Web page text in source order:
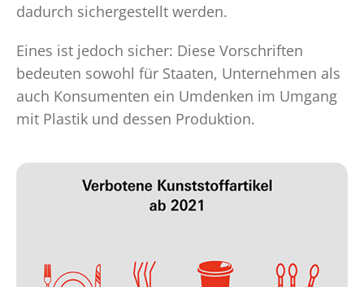
dadurch sichergestellt werden.
Eines ist jedoch sicher: Diese Vorschriften
bedeuten sowohl für Staaten, Unternehmen als
auch Konsumenten ein Umdenken im Umgang
mit Plastik und dessen Produktion.